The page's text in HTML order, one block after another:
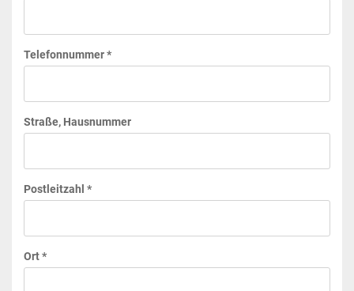
Telefonnummer *
Straße, Hausnummer
Postleitzahl *
Ort *